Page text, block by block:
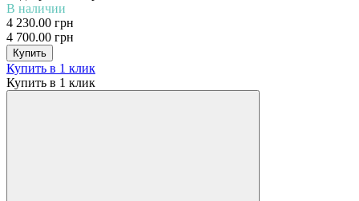
В наличии
4 230.00 грн
4 700.00 грн
Купить
Купить в 1 клик
Купить в 1 клик